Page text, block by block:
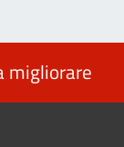
migliorare